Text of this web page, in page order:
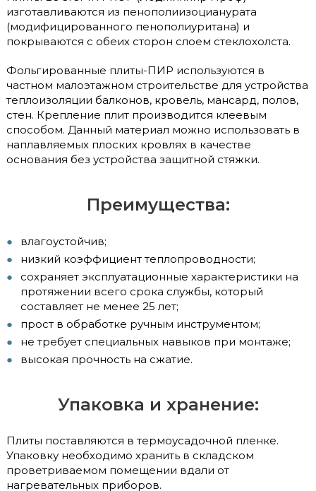
изготавливаются из пенополиизоцианурата
(модифицированного пенополиуритана) и
покрываются с обеих сторон слоем стеклохолста.
Фольгированные плиты-ПИР используются в
частном малоэтажном строительстве для устройства
теплоизоляции балконов, кровель, мансард, полов,
стен. Крепление плит производится клеевым
способом. Данный материал можно использовать в
наплавляемых плоских кровлях в качестве
основания без устройства защитной стяжки.
Преимущества:
влагоустойчив;
низкий коэффициент теплопроводности;
сохраняет эксплуатационные характеристики на
протяжении всего срока службы, который
составляет не менее 25 лет;
прост в обработке ручным инструментом;
не требует специальных навыков при монтаже;
высокая прочность на сжатие.
Упаковка и хранение:
Плиты поставляются в термоусадочной пленке.
Упаковку необходимо хранить в складском
проветриваемом помещении вдали от
нагревательных приборов.